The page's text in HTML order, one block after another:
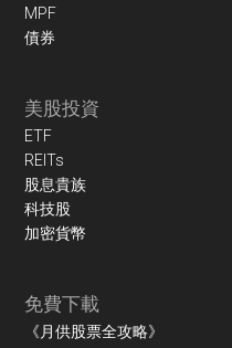
MPF
債券
美股投資
ETF
REITs
股息貴族
科技股
加密貨幣
免費下載
《月供股票全攻略》